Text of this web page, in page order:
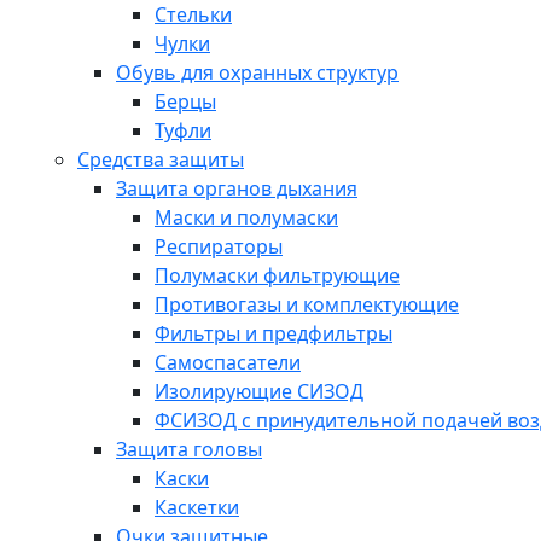
Стельки
Чулки
Обувь для охранных структур
Берцы
Туфли
Средства защиты
Защита органов дыхания
Маски и полумаски
Респираторы
Полумаски фильтрующие
Противогазы и комплектующие
Фильтры и предфильтры
Самоспасатели
Изолирующие СИЗОД
ФСИЗОД с принудительной подачей
Защита головы
Каски
Каскетки